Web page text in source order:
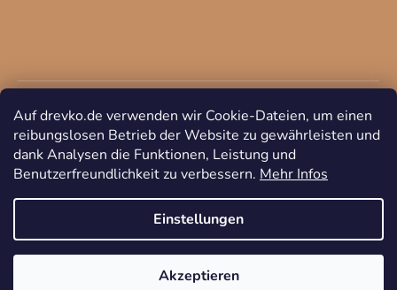
Auf drevko.de verwenden wir Cookie-Dateien, um einen
reibungslosen Betrieb der Website zu gewährleisten und
dank Analysen die Funktionen, Leistung und
Benutzerfreundlichkeit zu verbessern. Mehr Infos
Einstellungen
Akzeptieren
Copyright 2026DREVKO. Alle Rechte vorbehalten.